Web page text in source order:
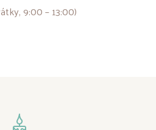
9:00 – 13:00)